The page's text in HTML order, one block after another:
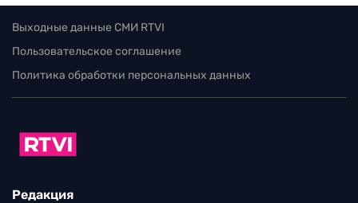
Выходные данные СМИ RTVI
Пользовательское соглашение
Политика обработки персональных данных
Редакция